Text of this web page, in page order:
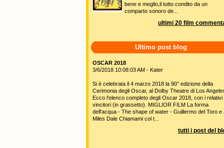
bene e meglio,il tutto condito da un
comparto sonoro de...
ultimi 20 film
Ultimo post blog
OSCAR 2018
3/6/2018 10:08:03 AM - Kater
Si è celebrata il 4 marzo 2018 la 90° edizione della
Cerimonia degli Oscar, al Dolby Theatre di Los
Ecco l'elenco completo degli Oscar 2018, con i relativi
vincitori (in grassetto). MIGLIOR FILM La forma
dell'acqua - The shape of water - Guillermo del Toro e
Miles Dale Chiamami col t...
tutti i post del